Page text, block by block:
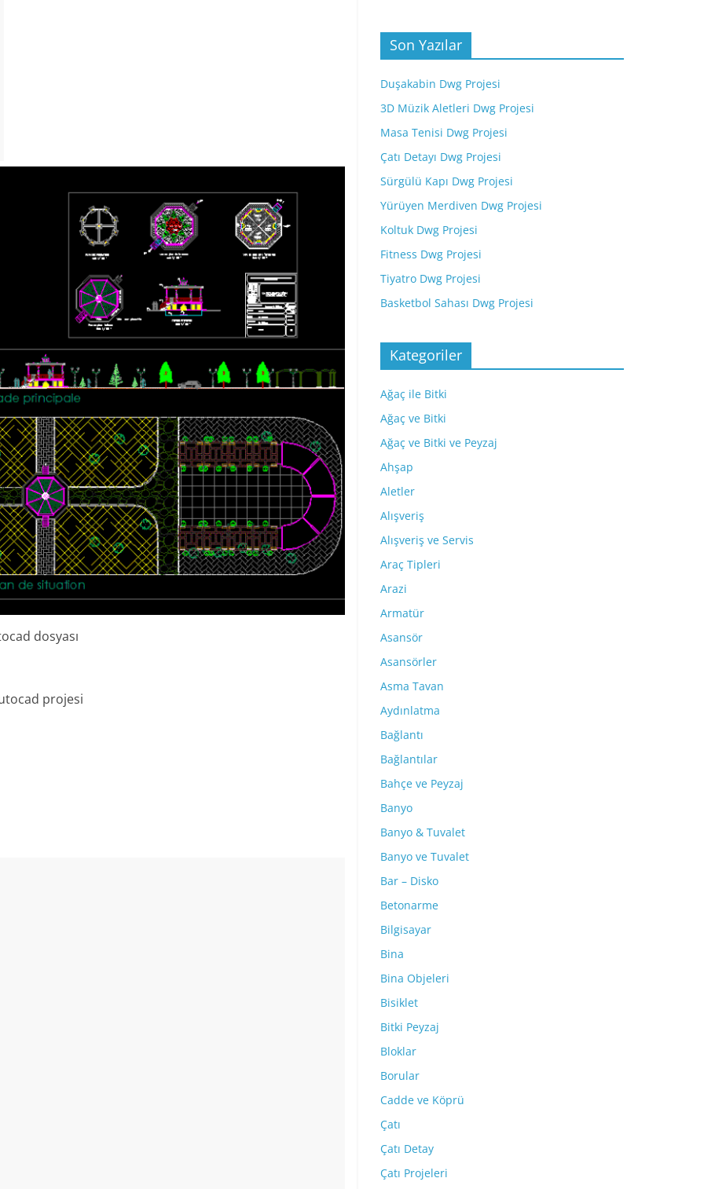
dosyası
projesi
Son Yazılar
Duşakabin Dwg Projesi
3D Müzik Aletleri Dwg Projesi
Masa Tenisi Dwg Projesi
Çatı Detayı Dwg Projesi
Sürgülü Kapı Dwg Projesi
Yürüyen Merdiven Dwg Projesi
Koltuk Dwg Projesi
Fitness Dwg Projesi
Tiyatro Dwg Projesi
Basketbol Sahası Dwg Projesi
Kategoriler
Ağaç ile Bitki
Ağaç ve Bitki
Ağaç ve Bitki ve Peyzaj
Ahşap
Aletler
Alışveriş
Alışveriş ve Servis
Araç Tipleri
Arazi
Armatür
Asansör
Asansörler
Asma Tavan
Aydınlatma
Bağlantı
Bağlantılar
Bahçe ve Peyzaj
Banyo
Banyo & Tuvalet
Banyo ve Tuvalet
Bar – Disko
Betonarme
Bilgisayar
Bina
Bina Objeleri
Bisiklet
Bitki Peyzaj
Bloklar
Borular
Cadde ve Köprü
Çatı
Çatı Detay
Çatı Projeleri